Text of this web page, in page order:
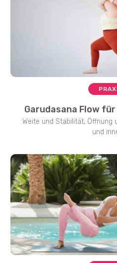
Garudasana Flow
Weite und Stabilität, Öffnung
und